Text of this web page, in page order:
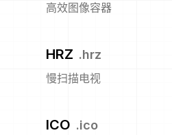
高效图像容器
HRZ .hrz
慢扫描电视
ICO .ico